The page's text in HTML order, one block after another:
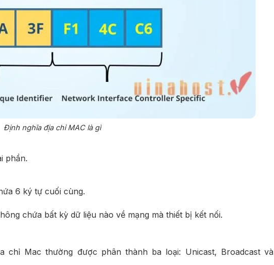
Định nghĩa địa chỉ MAC là gì
phần.
6 ký tự cuối cùng.
chứa bất kỳ dữ liệu nào về mạng mà thiết bị kết nối.
Mac thường được phân thành ba loại: Unicast, Broadcast và